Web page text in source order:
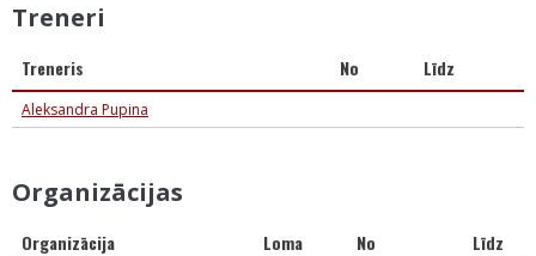
Treneri
Treneris No Līdz
Aleksandra Pupina
Organizācijas
Organizācija Loma No Līdz